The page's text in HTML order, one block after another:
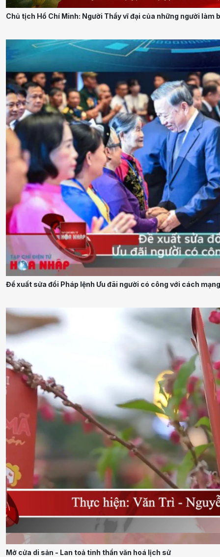
Chủ tịch Hồ Chí Minh: Người Thầy vĩ đại của những người làm
Đề xuất sửa đổi Pháp lệnh Ưu đãi người có công với cách mạng
Mở cửa di sản - Lan toả tinh thần văn hoá lịch sử